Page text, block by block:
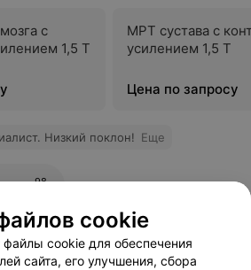
с
1,5 T
МРТ сустава с
усилением 1,5 T
Цена по запросу
Низкий поклон! Еще
98
cookie
файлы cookie для обеспечения
сайта, его улучшения, сбора